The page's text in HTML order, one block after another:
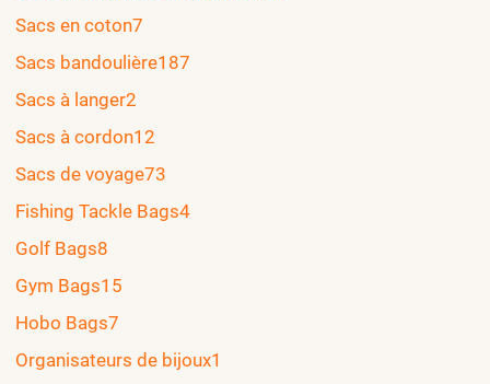
Sacs en coton7
Sacs bandoulière187
Sacs à langer2
Sacs à cordon12
Sacs de voyage73
Fishing Tackle Bags4
Golf Bags8
Gym Bags15
Hobo Bags7
Organisateurs de bijoux1